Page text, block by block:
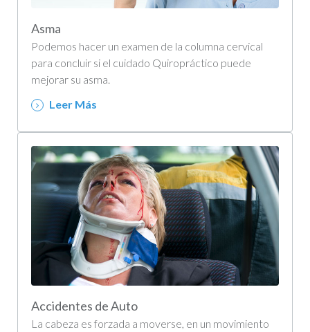
Asma
Podemos hacer un examen de la columna cervical
para concluir si el cuidado Quiropráctico puede
mejorar su asma.
Leer Más
Accidentes de Auto
La cabeza es forzada a moverse, en un movimiento